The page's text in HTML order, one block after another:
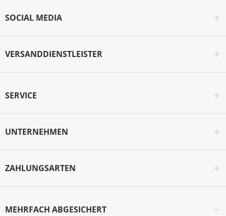
SOCIAL MEDIA
VERSANDDIENSTLEISTER
SERVICE
UNTERNEHMEN
ZAHLUNGSARTEN
MEHRFACH ABGESICHERT